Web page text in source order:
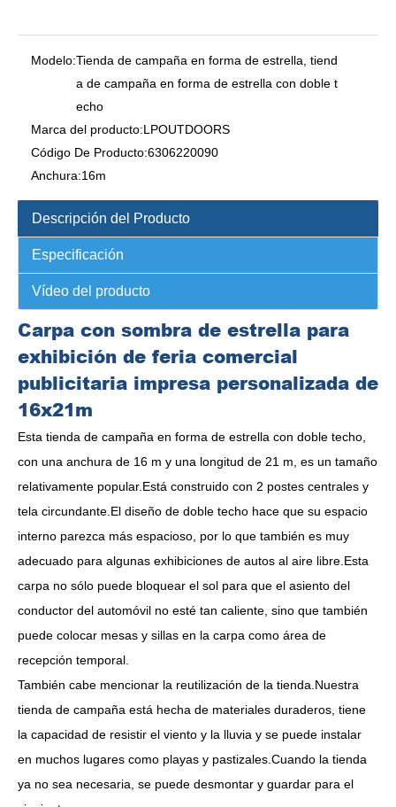
Modelo:Tienda de campaña en forma de estrella, tiend
a de campaña en forma de estrella con doble t
echo
Marca del producto:LPOUTDOORS
Código De Producto:6306220090
Anchura:16m
Descripción del Producto
Especificación
Vídeo del producto
Carpa con sombra de estrella para
exhibición de feria comercial
publicitaria impresa personalizada de
16x21m
Esta tienda de campaña en forma de estrella con doble techo,
con una anchura de 16 m y una longitud de 21 m, es un tamaño
relativamente popular.Está construido con 2 postes centrales y
tela circundante.El diseño de doble techo hace que su espacio
interno parezca más espacioso, por lo que también es muy
adecuado para algunas exhibiciones de autos al aire libre.Esta
carpa no sólo puede bloquear el sol para que el asiento del
conductor del automóvil no esté tan caliente, sino que también
puede colocar mesas y sillas en la carpa como área de
recepción temporal.
También cabe mencionar la reutilización de la tienda.Nuestra
tienda de campaña está hecha de materiales duraderos, tiene
la capacidad de resistir el viento y la lluvia y se puede instalar
en muchos lugares como playas y pastizales.Cuando la tienda
ya no sea necesaria, se puede desmontar y guardar para el